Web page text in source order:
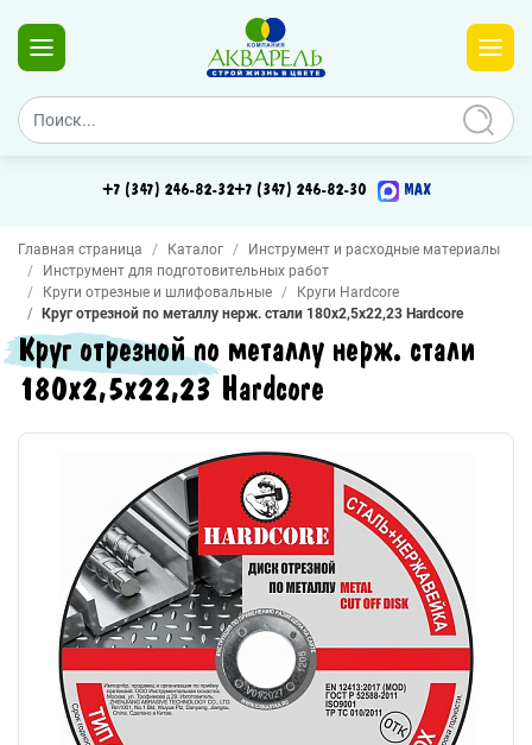
+7 (347) 246-82-32+7 (347) 246-82-30 MAX
Главная страница Каталог
Инструмент и расходные материалы
Инструмент для подготовительных работ
Круги отрезные и шлифовальные
Круги Hardcore
Круг отрезной по металлу нерж. стали 180х2,5х22,23 Hardcore
Круг отрезной по металлу нерж. стали
180х2,5х22,23 Hardcore